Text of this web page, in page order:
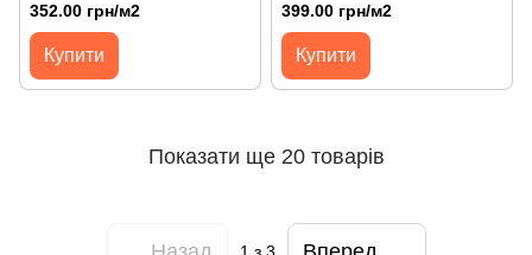
352.00 грн/м2
Купити
399.00 грн/м2
Купити
Показати ще 20 товарів